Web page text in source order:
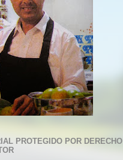
PROTEGIDO POR DERECHO